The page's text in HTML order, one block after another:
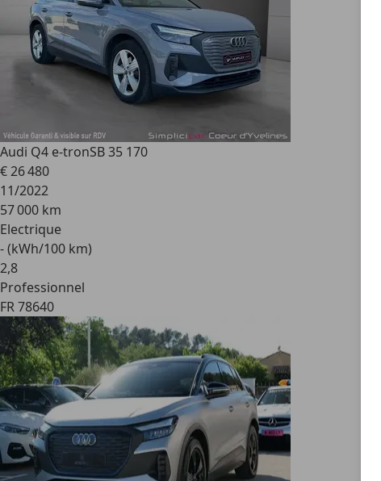
Audi Q4 e-tronSB 35 170
€ 26 480
11/2022
57 000 km
Electrique
- (kWh/100 km)
2,8
Professionnel
FR 78640